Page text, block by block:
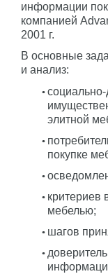
информации
компанией
2001 г.
В основные
и анализ:
элитной
покупке
критериев
мебелью;
шагов